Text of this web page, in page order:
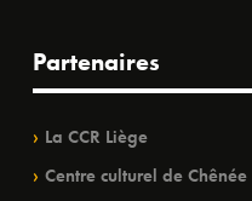
Partenaires
La CCR Liège
Centre culturel de Chênée